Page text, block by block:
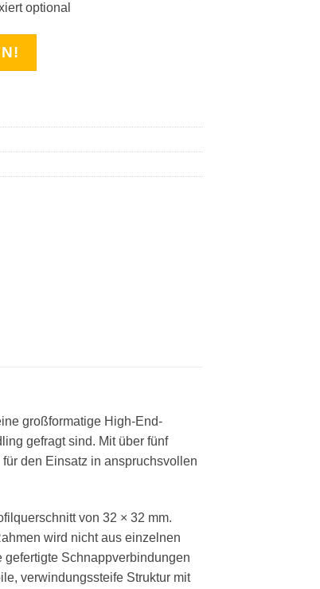
optional
großformatige High-End-
gefragt sind. Mit über fünf
den Einsatz in anspruchsvollen
von 32 × 32 mm.
wird nicht aus einzelnen
Schnappverbindungen
verwindungssteife Struktur mit